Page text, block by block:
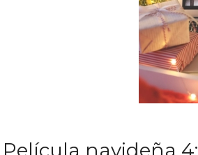
Película navideña 4: